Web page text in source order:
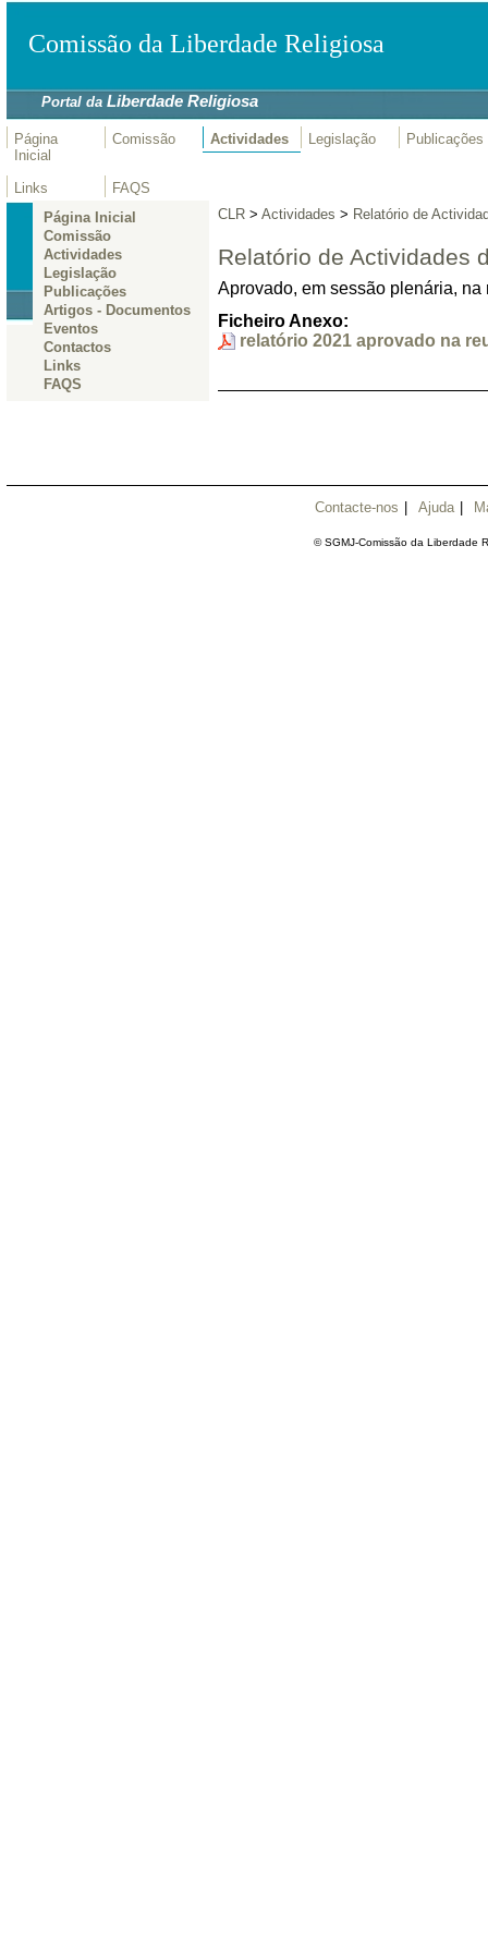
Comissão da Liberdade Religiosa
Portal daLiberdade Religiosa
Página
Inicial
Comissão Actividades Legislação Publicações
Links
FAQS
Página Inicial
Comissão
Actividades
Legislação
Publicações
Artigos - Documentos
Eventos
Contactos
Links
FAQS
CLR> Actividades > Relatório de
Relatório de Actividades
Aprovado, em sessão plenária,
Ficheiro Anexo:
relatório 2021 aprovado na
Contacte-nos | Ajuda |
© SGMJ-Comissão da Liberdade